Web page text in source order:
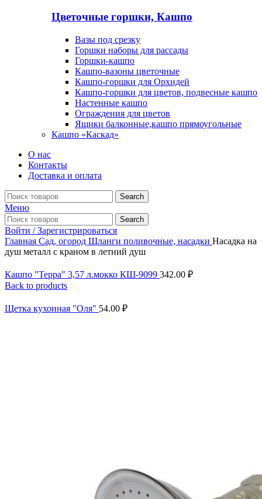
Цветочные горшки, Кашпо
Вазы под срезку
Горшки наборы для рассады
Горшки-кашпо
Кашпо-вазоны цветочные
Кашпо-горшки для Орхидей
Кашпо-горшки для цветов, подвесные кашпо
Настенные кашпо
Ограждения для цветов
Ящики балконные,кашпо прямоугольные
Кашпо «Каскад»
О нас
Контакты
Доставка и оплата
Search
Меню
Search
Войти / Зарегистрироваться
Главная Сад, огород Шланги поливочные, насадки Насадка на
душ металл с краном в летний душ
Кашпо "Терра" 3,57 л.мокко КШ-9099 342.00 ₽
Back to products
Щетка кухонная "Оля" 54.00 ₽